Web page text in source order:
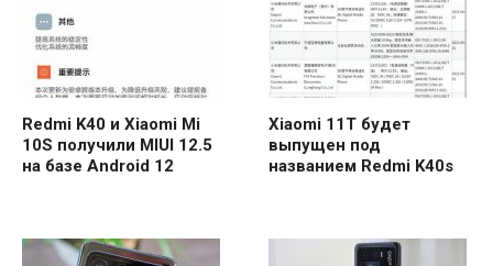
Redmi K40 и Xiaomi Mi
10S получили MIUI 12.5
на базе Android 12
Xiaomi 11T будет
выпущен под
названием Redmi K40s